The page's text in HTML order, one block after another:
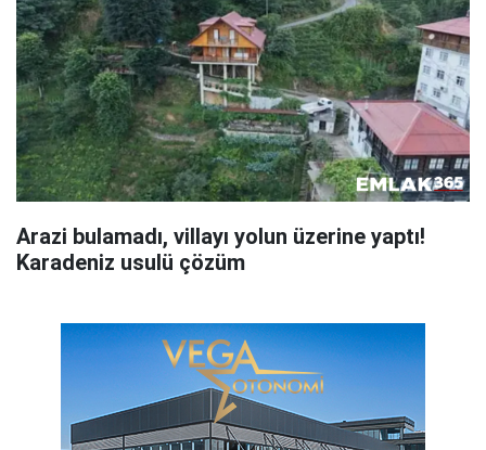
Arazi bulamadı, villayı yolun üzerine yaptı!
Karadeniz usulü çözüm